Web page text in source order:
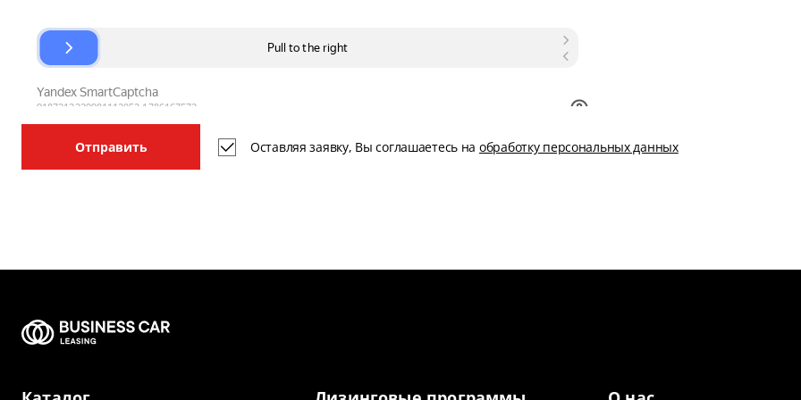
Отправить Оставляя заявку, Вы соглашаетесь на обработку персональных данных